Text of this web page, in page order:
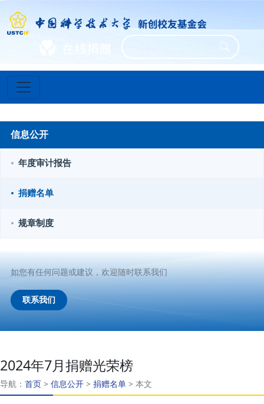
信息公开
年度审计报告
捐赠名单
规章制度
如您有任何问题或建议，欢迎随时联系我们
联系我们
2024年7月捐赠光荣榜
导航： 首页 > 信息公开 > 捐赠名单 > 本文